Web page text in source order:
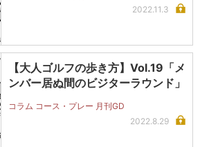
2022.11.3
【大人ゴルフの歩き方】Vol.19「メ
ンバー居ぬ間のビジターラウンド」
コラム コース・プレー 月刊GD
2022.8.29